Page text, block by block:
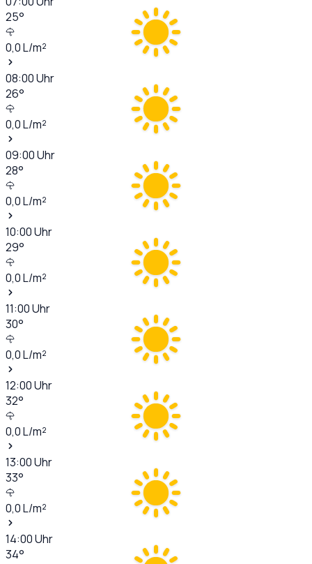
25°
0,0L/m²
08:00Uhr
26°
0,0L/m²
09:00Uhr
28°
0,0L/m²
10:00Uhr
29°
0,0L/m²
11:00Uhr
30°
0,0L/m²
12:00Uhr
32°
0,0L/m²
13:00Uhr
33°
0,0L/m²
14:00Uhr
34°